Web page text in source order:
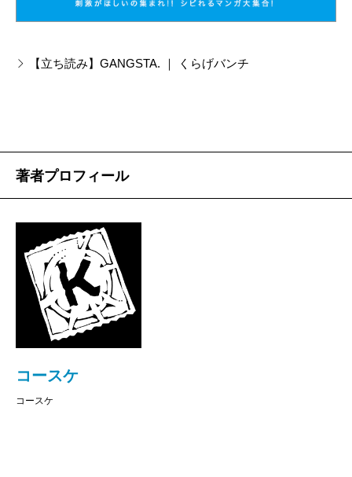
【立ち読み】GANGSTA. ｜ くらげバンチ
著者プロフィール
コースケ
コースケ